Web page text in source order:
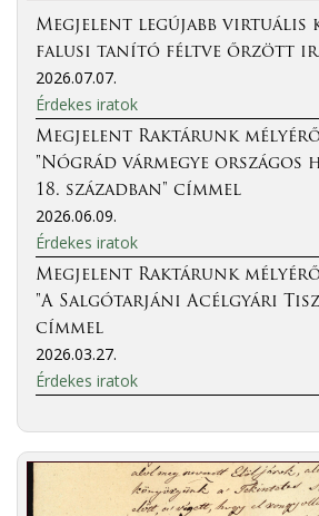
Megjelent legújabb virtuális
falusi tanító féltve őrzött
2026.07.07.
Érdekes iratok
Megjelent Raktárunk
"Nógrád vármegye országos
18. században" címmel
2026.06.09.
Érdekes iratok
Megjelent Raktárunk
"A Salgótarjáni Acélgyári
címmel
2026.03.27.
Érdekes iratok